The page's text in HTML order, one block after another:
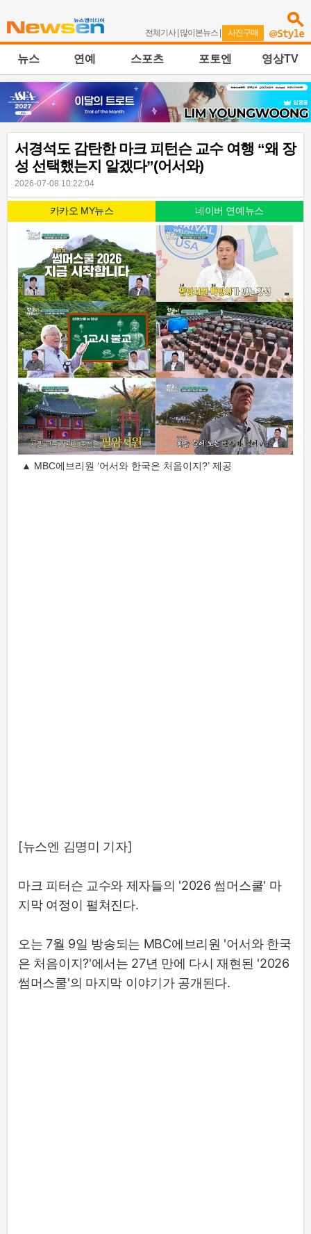
전체기사| 많이본뉴스 | 사진구매
뉴스 연예 스포츠 포토엔 영상TV
서경석도 감탄한 마크 피턴슨 교수 여행 “왜 장
성 선택했는지 알겠다”(어서와)
2026-07-08 10:22:04
카카오 MY뉴스 네이버 연예뉴스
▲ MBC에브리원 ‘어서와 한국은 처음이지?’ 제공
[뉴스엔 김명미 기자]
마크 피터슨 교수와 제자들의 '2026 썸머스쿨' 마
지막 여정이 펼쳐진다.
오는 7월 9일 방송되는 MBC에브리원 '어서와 한국
은 처음이지?'에서는 27년 만에 다시 재현된 '2026
썸머스쿨'의 마지막 이야기가 공개된다.